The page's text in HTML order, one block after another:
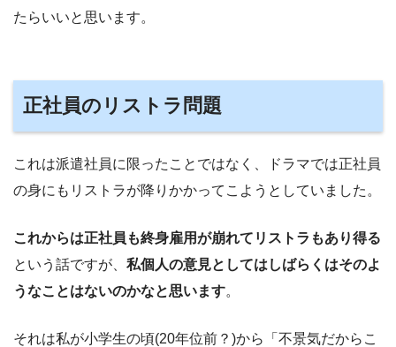
たらいいと思います。
正社員のリストラ問題
これは派遣社員に限ったことではなく、ドラマでは正社員
の身にもリストラが降りかかってこようとしていました。
これからは正社員も終身雇用が崩れてリストラもあり得る
という話ですが、 私個人の意見としてはしばらくはそのよ
うなことはないのかなと思います。
それは私が小学生の頃(20年位前？)から「不景気だからこ